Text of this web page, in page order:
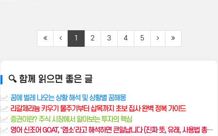
1 2 3 4 5
🔍 함께 읽으면 좋은 글
꿈에 벌레 나오는 상황 해석 및 상황별 꿈해몽
리갈제라늄 키우기 물주기부터 삽목까지 초보 집사 완벽 정복 가이드
증권이란? 주식 시장에서 알아보는 투자의 핵심
영어 신조어 GOAT, '염소'라고 해석하면 큰일납니다 (진짜 뜻, 유래, 사용법 총정리)